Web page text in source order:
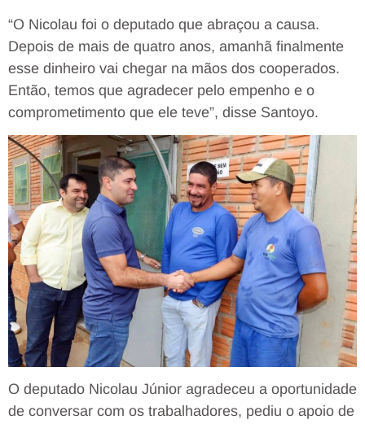
“O Nicolau foi o deputado que abraçou a causa.
Depois de mais de quatro anos, amanhã finalmente
esse dinheiro vai chegar na mãos dos cooperados.
Então, temos que agradecer pelo empenho e o
comprometimento que ele teve”, disse Santoyo.
O deputado Nicolau Júnior agradeceu a oportunidade
de conversar com os trabalhadores, pediu o apoio de